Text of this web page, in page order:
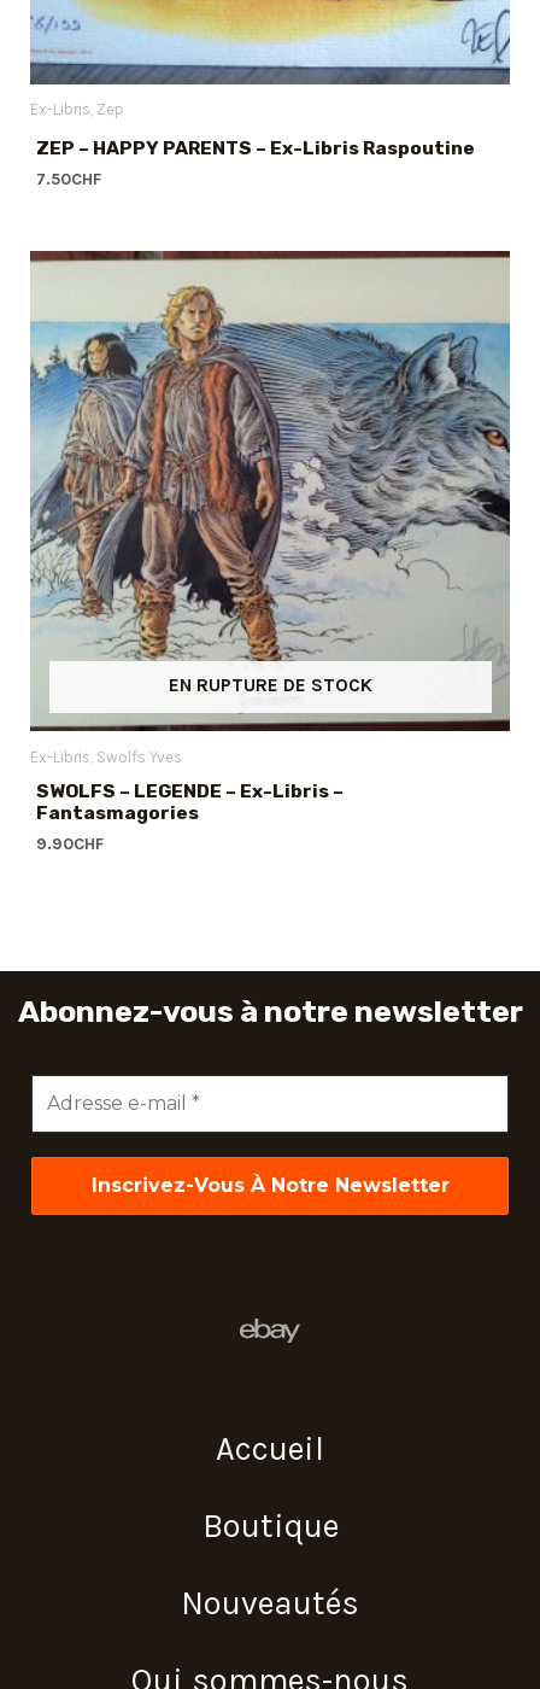
Ex-Libris Zep
ZEP – HAPPY PARENTS – Ex-Libris Raspoutine
7.50CHF
EN RUPTURE DE STOCK
Ex-Libris Swolfs Yves
SWOLFS – LEGENDE – Ex-Libris –
Fantasmagories
9.90CHF
Abonnez-vous à notre newsletter
mail
*
Accueil
Boutique
Nouveautés
Qui sommes-nous